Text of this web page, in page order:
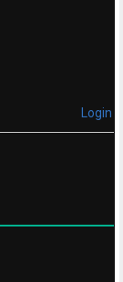
Login